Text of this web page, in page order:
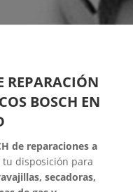
REPARACIÓN
BOSCH EN
de reparaciones a
tu disposición para
secadoras,